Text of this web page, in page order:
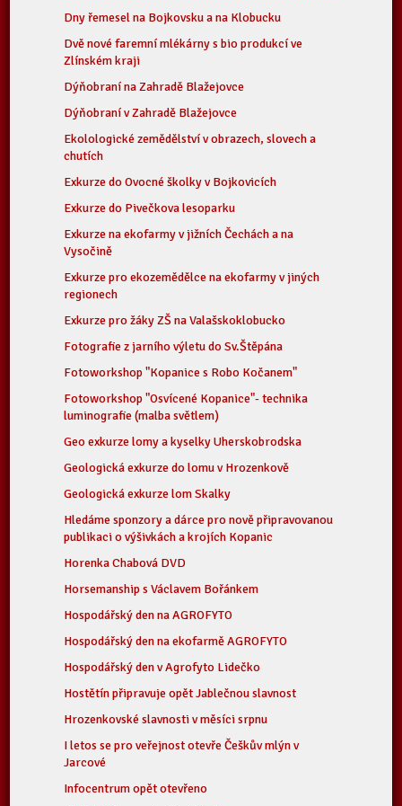
Dny řemesel na Bojkovsku a na Klobucku
Dvě nové faremní mlékárny s bio produkcí ve
Zlínském kraji
Dýňobraní na Zahradě Blažejovce
Dýňobraní v Zahradě Blažejovce
Ekolologické zemědělství v obrazech, slovech a
chutích
Exkurze do Ovocné školky v Bojkovicích
Exkurze do Pivečkova lesoparku
Exkurze na ekofarmy v jižních Čechách a na
Vysočině
Exkurze pro ekozemědělce na ekofarmy v jiných
regionech
Exkurze pro žáky ZŠ na Valašskoklobucko
Fotografie z jarního výletu do Sv.Štěpána
Fotoworkshop "Kopanice s Robo Kočanem"
Fotoworkshop "Osvícené Kopanice"- technika
luminografie (malba světlem)
Geo exkurze lomy a kyselky Uherskobrodska
Geologická exkurze do lomu v Hrozenkově
Geologická exkurze lom Skalky
Hledáme sponzory a dárce pro nově připravovanou
publikaci o výšivkách a krojích Kopanic
Horenka Chabová DVD
Horsemanship s Václavem Bořánkem
Hospodářský den na AGROFYTO
Hospodářský den na ekofarmě AGROFYTO
Hospodářský den v Agrofyto Lidečko
Hostětín připravuje opět Jablečnou slavnost
Hrozenkovské slavnosti v měsíci srpnu
I letos se pro veřejnost otevře Češkův mlýn v
Jarcové
Infocentrum opět otevřeno